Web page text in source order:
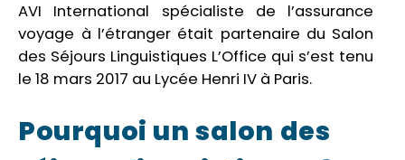
AVI International spécialiste de l’assurance
voyage à l’étranger était partenaire du Salon
des Séjours Linguistiques L’Office qui s’est tenu
le 18 mars 2017 au Lycée Henri IV à Paris.
Pourquoi un salon des